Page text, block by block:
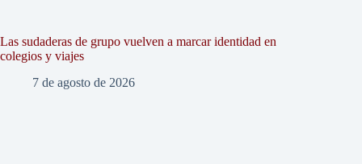
Las sudaderas de grupo vuelven a marcar identidad en
colegios y viajes
7 de agosto de 2026